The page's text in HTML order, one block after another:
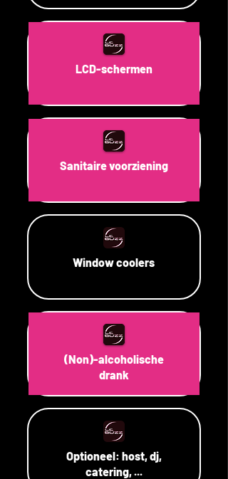
LCD-schermen
Sanitaire voorziening
Window coolers
(Non)-alcoholische
drank
Optioneel: host, dj,
catering, ...